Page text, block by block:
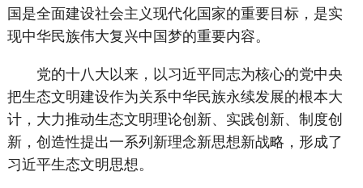
国是全面建设社会主义现代化国家的重要目标，是实
现中华民族伟大复兴中国梦的重要内容。
党的十八大以来，以习近平同志为核心的党中央
把生态文明建设作为关系中华民族永续发展的根本大
计，大力推动生态文明理论创新、实践创新、制度创
新，创造性提出一系列新理念新思想新战略，形成了
习近平生态文明思想。